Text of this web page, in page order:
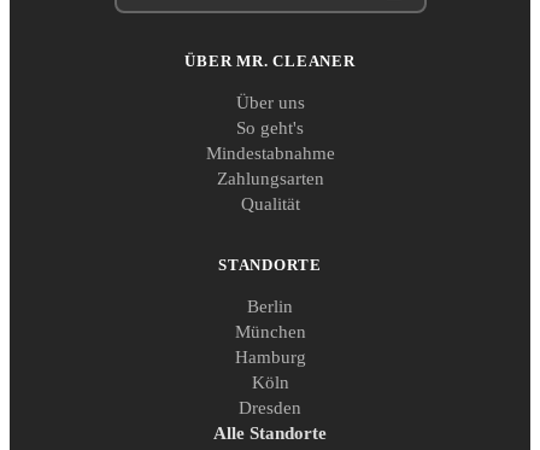
ÜBER MR. CLEANER
Über uns
So geht's
Mindestabnahme
Zahlungsarten
Qualität
STANDORTE
Berlin
München
Hamburg
Köln
Dresden
Alle Standorte